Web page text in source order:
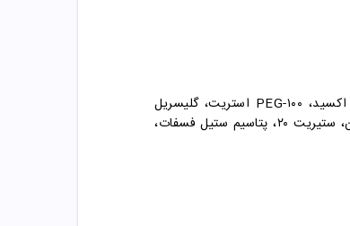
آب، اتیل هگزی متوکسی سینامات، سیکلومتیکون، گلیسرین، بوتیل متوکسی دی بنزول متان، ۴-متیل بنزیلیدن کامفور، تیتانیوم دی اکسید، PEG-۱۰۰ استریت، گلیسریل
استریت، ستیل الکل، اتیل هگزیل پالمیتیت، جوجوبا استرز، پلی اکریلامید، لااورت۷، C۱۳- ۱۴ ایزوپارافین، پروپیلن گلیکول، دایمتیکون، ستیریت ۲۰، پتاسیم ستیل فسفات،